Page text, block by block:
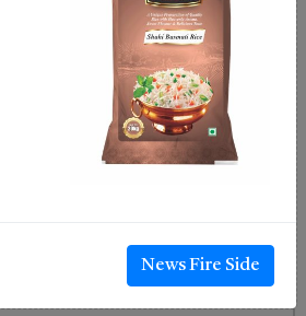
News Fire Side